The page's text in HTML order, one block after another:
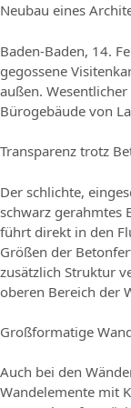
Neubau eines
Baden-Baden, 14.
gegossene
außen.
Bürogebäude von
Transparenz trotz
Der schlichte,
schwarz gerahmtes
führt direkt in den
Größen der
zusätzlich Struktur
oberen Bereich der
Großformatige
Auch bei den
Wandelemente mit